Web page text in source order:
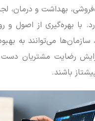
بهداشت و درمان،
با بهره‌گیری از اصول
سازمان‌ها می‌توانند به
رضایت مشتریان دست
باشند.